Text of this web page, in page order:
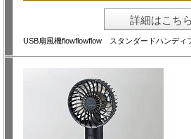
詳細はこちら
USB扇風機flowflowflow スタンダードハンディ